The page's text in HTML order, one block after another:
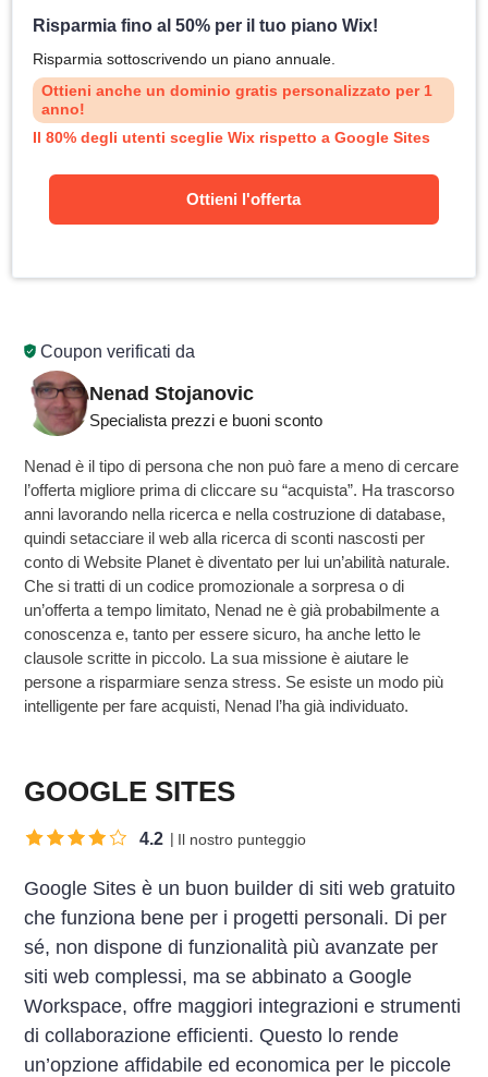
Coupon verificati da
Nenad Stojanovic
Specialista prezzi e buoni sconto
Nenad è il tipo di persona che non può fare a meno di cercare
l’offerta migliore prima di cliccare su “acquista”. Ha trascorso
anni lavorando nella ricerca e nella costruzione di database,
quindi setacciare il web alla ricerca di sconti nascosti per
conto di Website Planet è diventato per lui un’abilità naturale.
Che si tratti di un codice promozionale a sorpresa o di
un’offerta a tempo limitato, Nenad ne è già probabilmente a
conoscenza e, tanto per essere sicuro, ha anche letto le
clausole scritte in piccolo. La sua missione è aiutare le
persone a risparmiare senza stress. Se esiste un modo più
intelligente per fare acquisti, Nenad l’ha già individuato.
Risparmia fino al 50% per il tuo piano Wix!
Risparmia sottoscrivendo un piano annuale.
Ottieni anche un dominio gratis personalizzato per 1
anno!
Il 80% degli utenti sceglie Wix rispetto a Google Sites
Ottieni l'offerta
GOOGLE SITES
4.2 Il nostro punteggio
Google Sites è un buon builder di siti web gratuito
che funziona bene per i progetti personali. Di per
sé, non dispone di funzionalità più avanzate per
siti web complessi, ma se abbinato a Google
Workspace, offre maggiori integrazioni e strumenti
di collaborazione efficienti. Questo lo rende
un’opzione affidabile ed economica per le piccole